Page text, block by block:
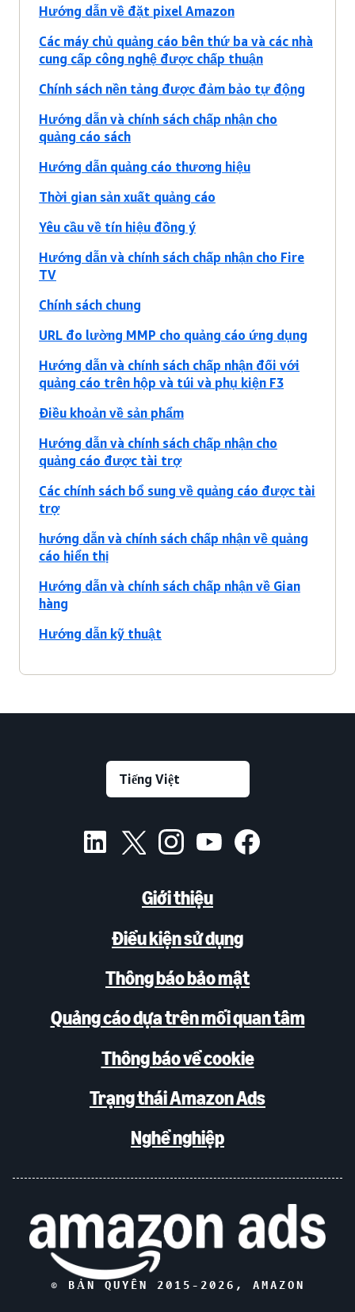
Hướng dẫn về đặt pixel Amazon
Các máy chủ quảng cáo bên thứ ba và các nhà
cung cấp công nghệ được chấp thuận
Chính sách nền tảng được đảm bảo tự động
Hướng dẫn và chính sách chấp nhận cho
quảng cáo sách
Hướng dẫn quảng cáo thương hiệu
Thời gian sản xuất quảng cáo
Yêu cầu về tín hiệu đồng ý
Hướng dẫn và chính sách chấp nhận cho Fire
TV
Chính sách chung
URL đo lường MMP cho quảng cáo ứng dụng
Hướng dẫn và chính sách chấp nhận đối với
quảng cáo trên hộp và túi và phụ kiện F3
Điều khoản về sản phẩm
Hướng dẫn và chính sách chấp nhận cho
quảng cáo được tài trợ
Các chính sách bổ sung về quảng cáo được tài
trợ
hướng dẫn và chính sách chấp nhận về quảng
cáo hiển thị
Hướng dẫn và chính sách chấp nhận về Gian
hàng
Hướng dẫn kỹ thuật
Giới thiệu
Điều kiện sử dụng
Thông báo bảo mật
Quảng cáo dựa trên mối quan tâm
Thông báo về cookie
Trạng thái Amazon Ads
Nghề nghiệp
© BẢN QUYỀN 2015- 2026 , AMAZON